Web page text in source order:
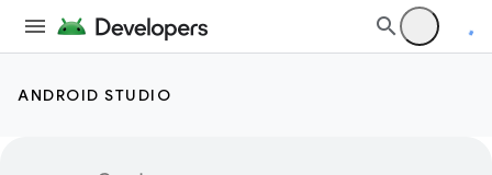
ANDROID STUDIO